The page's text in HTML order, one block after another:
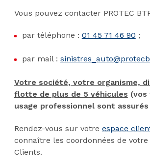
Vous pouvez contacter PROTEC
par téléphone : 01 45 71 46 90 ;
par mail :
Votre société, votre organisme,
flotte de plus de 5 véhicules (vos
usage professionnel sont assurés
Rendez-vous sur votre espace
connaître les coordonnées de votre
Clients.